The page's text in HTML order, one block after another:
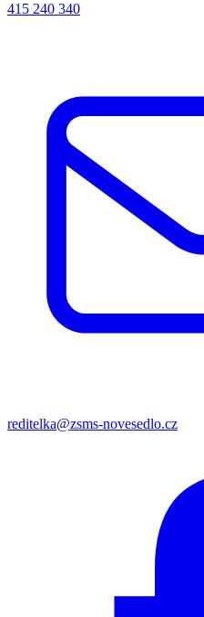
415 240 340
reditelka@zsms-novesedlo.cz